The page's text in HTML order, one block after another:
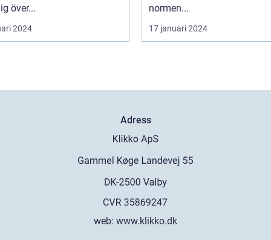
över...
2024
normen...
17 januari 2024
Adress
web: www.klikko.dk